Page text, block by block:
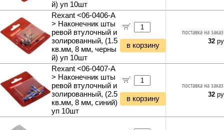
й) уп 10шт
Rexant <06-0406-A
> Наконечник шты
ревой втулочный и
золированный, (1.5
кв.мм, 8 мм, черны
й) уп 10шт
в корзину
поставка на
32
Rexant <06-0407-A
> Наконечник шты
ревой втулочный и
золированный, (2.5
кв.мм, 8 мм, синий)
уп 10шт
в корзину
поставка на
32